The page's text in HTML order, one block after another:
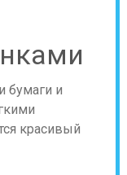
бумаги и
красивый